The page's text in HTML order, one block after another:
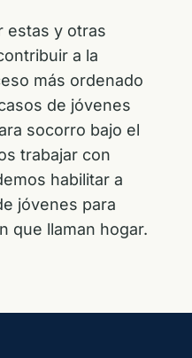
estas y otras
a la
más ordenado
de jóvenes
socorro bajo el
trabajar con
habilitar a
jóvenes para
que llaman hogar.